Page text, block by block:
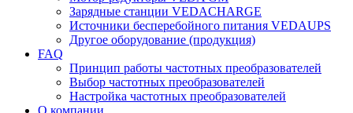
Зарядные станции VEDACHARGE
Источники бесперебойного питания VEDAUPS
Другое оборудование (продукция)
FAQ
Принцип работы частотных преобразователей
Выбор частотных преобразователей
Настройка частотных преобразователей
О компании